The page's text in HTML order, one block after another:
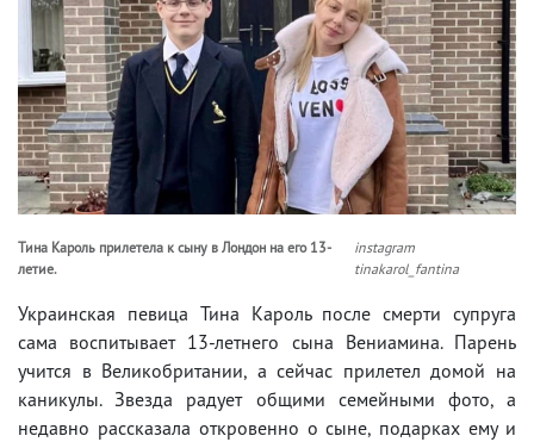
Тина Кароль прилетела к сыну в Лондон на его 13-
летие.
instagram
tinakarol_fantina
Украинская певица Тина Кароль после смерти супруга
сама воспитывает 13-летнего сына Вениамина. Парень
учится в Великобритании, а сейчас прилетел домой на
каникулы. Звезда радует общими семейными фото, а
недавно рассказала откровенно о сыне, подарках ему и